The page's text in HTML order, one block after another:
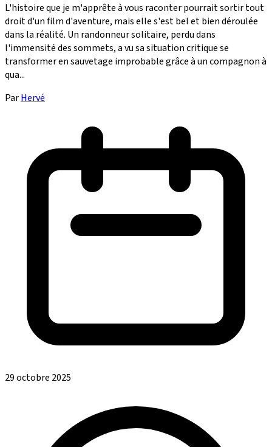
L'histoire que je m'apprête à vous raconter pourrait sortir tout
droit d'un film d'aventure, mais elle s'est bel et bien déroulée
dans la réalité. Un randonneur solitaire, perdu dans
l'immensité des sommets, a vu sa situation critique se
transformer en sauvetage improbable grâce à un compagnon à
qua...
ParHervé
29 octobre 2025